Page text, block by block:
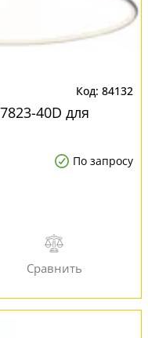
84132
40D для
По запросу